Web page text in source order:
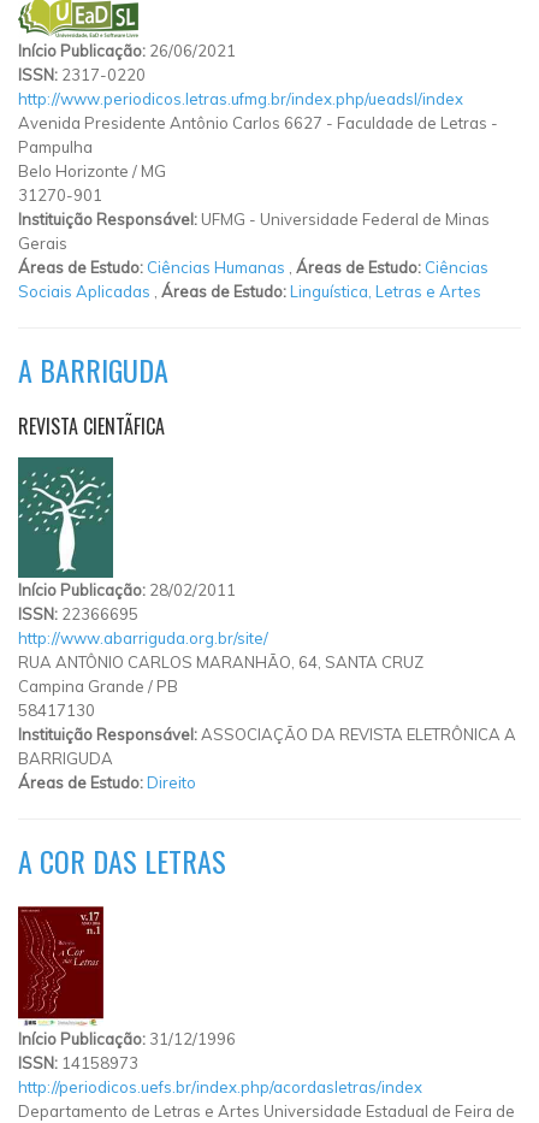
Início Publicação: 26/06/2021
ISSN: 2317-0220
http://www.periodicos.letras.ufmg.br/index.php/ueadsl/index
Avenida Presidente Antônio Carlos 6627 - Faculdade de Letras -
Pampulha
Belo Horizonte / MG
31270-901
Instituição Responsável: UFMG - Universidade Federal de Minas
Gerais
Áreas de Estudo: Ciências Humanas Áreas de Estudo: Ciências
Sociais Aplicadas
Áreas de Estudo:Linguística, Letras e Artes
A BARRIGUDA
REVISTA CIENTÃFICA
Início Publicação: 28/02/2011
ISSN: 22366695
http://www.abarriguda.org.br/site/
RUA ANTÔNIO CARLOS MARANHÃO, 64, SANTA CRUZ
Campina Grande / PB
58417130
Instituição Responsável:ASSOCIAÇÃO DA REVISTA ELETRÔNICA A
BARRIGUDA
Áreas de Estudo:Direito
A COR DAS LETRAS
Início Publicação: 31/12/1996
ISSN: 14158973
http://periodicos.uefs.br/index.php/acordasletras/index
Departamento de Letras e Artes Universidade Estadual de Feira de